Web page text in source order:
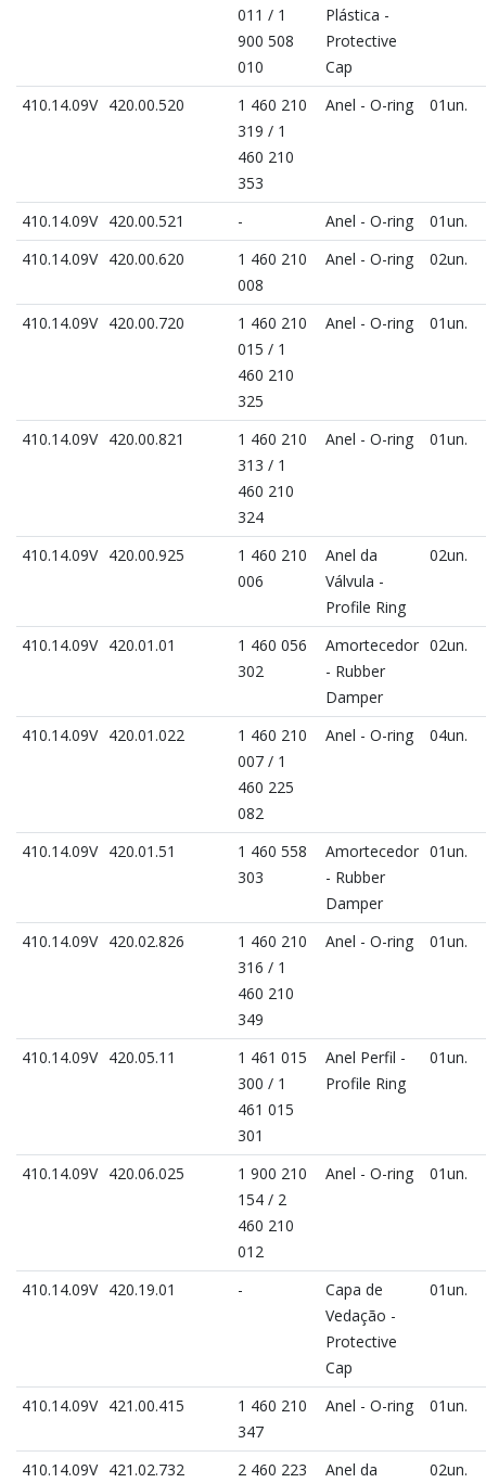
011 / 1
900 508
010
Plástica -
Protective
Cap
410.14.09V 420.00.520
1 460 210
319 / 1
460 210
353
Anel - O-ring 01un.
410.14.09V 420.00.521 - Anel - O-ring
01un.
410.14.09V 420.00.620
1 460 210
008
Anel - O-ring 02un.
410.14.09V 420.00.720
1 460 210
015 / 1
460 210
325
Anel - O-ring 01un.
410.14.09V 420.00.821
1 460 210
313 / 1
460 210
324
Anel - O-ring 01un.
410.14.09V 420.00.925
1 460 210
006
Anel da
Válvula -
Profile Ring
02un.
410.14.09V 420.01.01
1 460 056
302
Amortecedor
- Rubber
Damper
02un.
410.14.09V 420.01.022
1 460 210
007 / 1
460 225
082
Anel - O-ring 04un.
410.14.09V 420.01.51
1 460 558
303
Amortecedor
- Rubber
Damper
01un.
410.14.09V 420.02.826
1 460 210
316 / 1
460 210
349
Anel - O-ring 01un.
410.14.09V 420.05.11
1 461 015
300 / 1
461 015
301
Anel Perfil -
Profile Ring
01un.
410.14.09V 420.06.025
1 900 210
154 / 2
460 210
012
Anel - O-ring 01un.
410.14.09V 420.19.01 -
Capa de
Vedação -
Protective
Cap
01un.
410.14.09V 421.00.415
1 460 210
347
Anel - O-ring 01un.
410.14.09V 421.02.732 2 460 223 Anel da 02un.